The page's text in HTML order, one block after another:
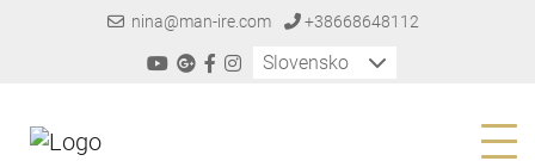
nina@man-ire.com +38668648112
Slovensko